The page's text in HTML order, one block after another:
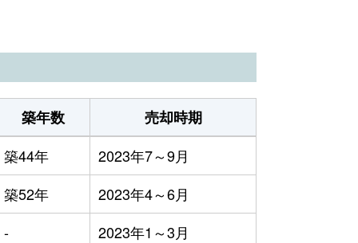
築年数
売却時期
築44年
2023年7～9月
築52年
2023年4～6月
-
2023年1～3月